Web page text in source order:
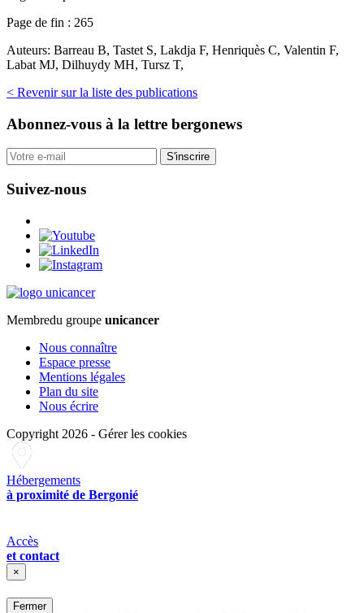
Page de fin : 265
Auteurs: Barreau B, Tastet S, Lakdja F, Henriquès C, Valentin F,
Labat MJ, Dilhuydy MH, Tursz T,
< Revenir sur la liste des publications
Abonnez-vous à la lettre bergonews
S'inscrire
Suivez-nous
Membredu groupe unicancer
Nous connaître
Espace presse
Mentions légales
Plan du site
Nous écrire
Copyright 2026 - Gérer les cookies
Hébergements
à proximité de Bergonié
Accès
et contact
×
Fermer